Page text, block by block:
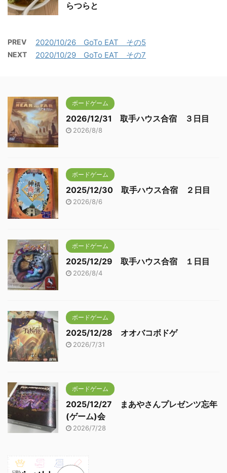
らつらと
PREV 2020/10/26 GoTo EAT その5
NEXT 2020/10/29 GoTo EAT その7
ボードゲーム
2026/12/31 取手ハウス合宿 ３日目
2026/8/8
ボードゲーム
2025/12/30 取手ハウス合宿 ２日目
2026/8/6
ボードゲーム
2025/12/29 取手ハウス合宿 １日目
2026/8/4
ボードゲーム
2025/12/28 オオバコボドゲ
2026/7/31
ボードゲーム
2025/12/27 まあやさんプレゼンツ忘年
(ゲーム)会
2026/7/28